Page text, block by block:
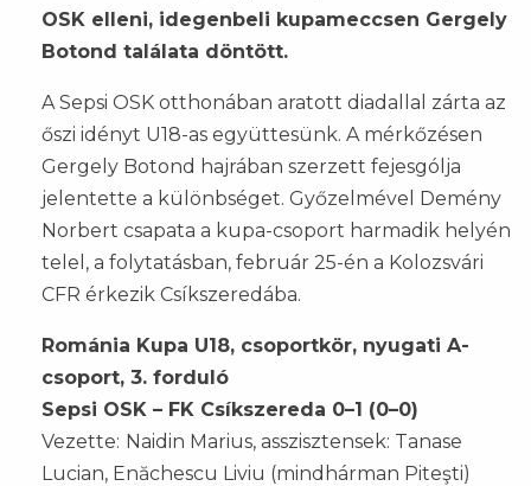
OSK elleni, idegenbeli kupameccsen Gergely
Botond találata döntött.
A Sepsi OSK otthonában aratott diadallal zárta az
őszi idényt U18-as együttesünk. A mérkőzésen
Gergely Botond hajrában szerzett fejesgólja
jelentette a különbséget. Győzelmével Demény
Norbert csapata a kupa-csoport harmadik helyén
telel, a folytatásban, február 25-én a Kolozsvári
CFR érkezik Csíkszeredába.
Románia Kupa U18, csoportkör, nyugati A-
csoport, 3. forduló
Sepsi OSK – FK Csíkszereda 0–1 (0–0)
Vezette: Naidin Marius, asszisztensek: Tanase
Lucian, Enăchescu Liviu (mindhárman Piteşti)